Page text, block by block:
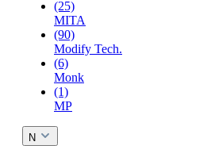
(25)
MITA
(90)
Modify Tech.
(6)
Monk
(1)
MP
N